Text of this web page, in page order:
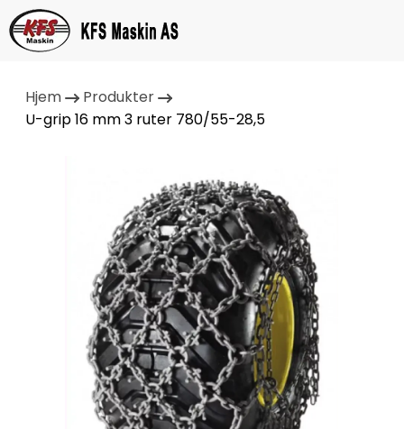
Hjem
Produkter
U-grip 16 mm 3 ruter 780/55-28,5